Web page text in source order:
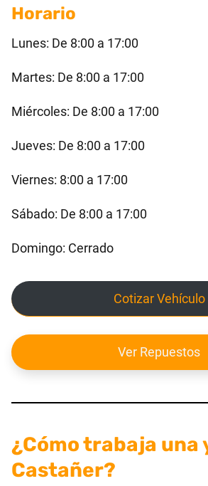
Horario
Lunes: De 8:00 a 17:00
Martes: De 8:00 a 17:00
Miércoles: De 8:00 a 17:00
Jueves: De 8:00 a 17:00
Viernes: 8:00 a 17:00
Sábado: De 8:00 a 17:00
Domingo: Cerrado
Cotizar Vehículo
Ver Repuestos
¿Cómo trabaja una
Castañer?